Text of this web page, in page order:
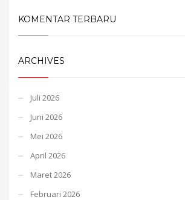
KOMENTAR TERBARU
ARCHIVES
Juli 2026
Juni 2026
Mei 2026
April 2026
Maret 2026
Februari 2026